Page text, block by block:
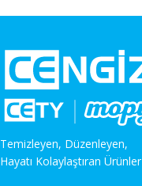
Temizleyen, Düzenleyen,
Hayatı Kolaylaştıran Ürünler